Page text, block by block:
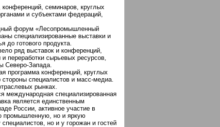
семинаров, круглых
и субъектами федераций,
форум «Лесопромышленный
специализированные выставки и
до готового продукта.
ряд выставок и конференций,
переработки сырьевых ресурсов,
Северо-Запада.
программа конференций, круглых
специалистов и масс-медиа.
рынках.
международная специализированная
является единственным
России, активное участие в
промышленную, но и яркую
но и у горожан и гостей